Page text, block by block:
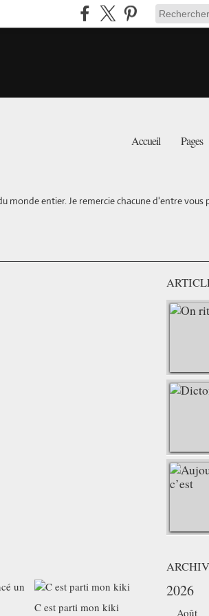
Accueil Pages
monde entier. Je remercie chacune d'entre vous
C est parti mon kiki
2026
Août